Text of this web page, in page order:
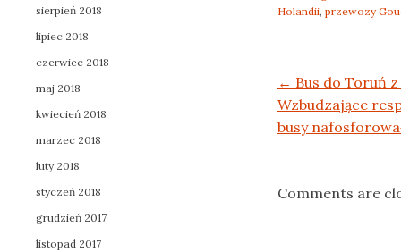
Holandii, przewozy
Post navigation
← Bus do Toruń
Wzbudzające
busy
Comments are
sierpień 2018
lipiec 2018
czerwiec 2018
maj 2018
kwiecień 2018
marzec 2018
luty 2018
styczeń 2018
grudzień 2017
listopad 2017